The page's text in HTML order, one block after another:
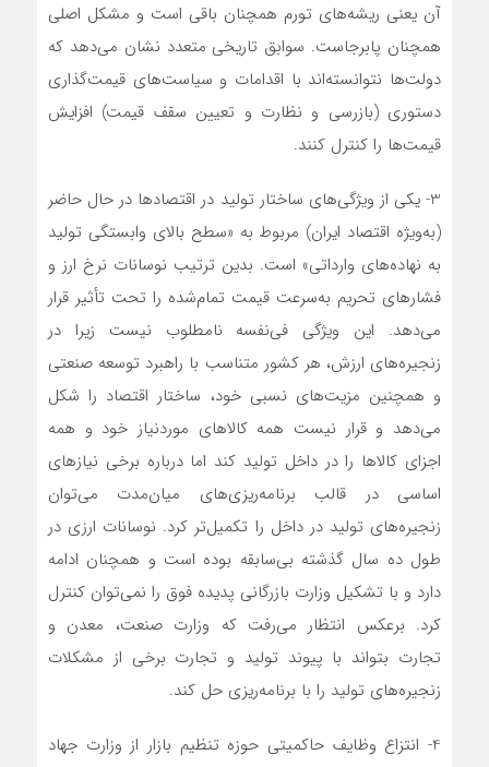
آن یعنی ریشه‌های تورم همچنان باقی است و مشکل اصلی
همچنان پابرجاست. سوابق تاریخی متعدد نشان می‌دهد که
دولت‌ها نتوانسته‌اند با اقدامات و سیاست‌های قیمت‌گذاری
دستوری (بازرسی و نظارت و تعیین سقف قیمت) افزایش
قیمت‌ها را کنترل کنند.
3- یکی از ویژگی‌های ساختار تولید در اقتصادها در حال حاضر
(به‌ویژه اقتصاد ایران) مربوط به «سطح بالای وابستگی تولید
به نهاده‌های وارداتی» است. بدین ترتیب نوسانات نرخ ارز و
فشارهای تحریم به‌سرعت قیمت تمام‌شده را تحت تأثیر قرار
می‌دهد. این ویژگی فی‌نفسه نامطلوب نیست زیرا در
زنجیره‌های ارزش، هر کشور متناسب با راهبرد توسعه صنعتی
و همچنین مزیت‌های نسبی خود، ساختار اقتصاد را شکل
می‌دهد و قرار نیست همه کالاهای موردنیاز خود و همه
اجزای کالاها را در داخل تولید کند اما درباره برخی نیازهای
اساسی در قالب برنامه‌ریزی‌های میان‌مدت می‌توان
زنجیره‌های تولید در داخل را تکمیل‌تر کرد. نوسانات ارزی در
طول ده سال گذشته بی‌سابقه بوده است و همچنان ادامه
دارد و با تشکیل وزارت بازرگانی پدیده فوق را نمی‌توان کنترل
کرد. برعکس انتظار می‌رفت که وزارت صنعت، معدن و
تجارت بتواند با پیوند تولید و تجارت برخی از مشکلات
زنجیره‌های تولید را با برنامه‌ریزی حل کند.
4- انتزاع وظایف حاکمیتی حوزه تنظیم بازار از وزارت جهاد